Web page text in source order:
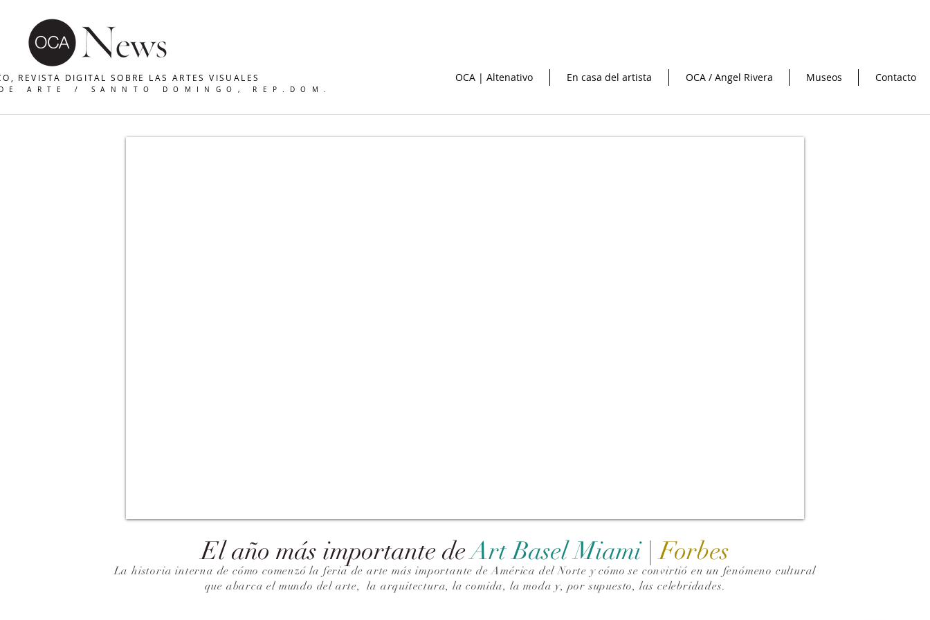
REVISTA DIGITAL SOBRE LAS ARTES VISUALES
DE ARTE / SANNTO DOMINGO, REP.DOM.
OCA | Altenativo En casa del artista OCA / Angel Rivera Museos Contacto
El año más importante deArt Basel Miami |Forbes
La historia interna de cómo comenzó la feria de arte más importante de América del Norte y cómo se convirtió en un fenómeno cultural
que abarca el mundo del arte,la arquitectura, la comida, la moda y, por supuesto, las celebridades.